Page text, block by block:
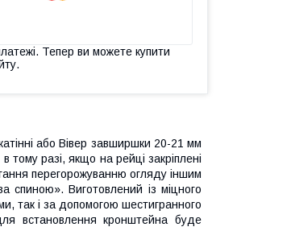
Тепер ви можете купити
або Вівер завширшки 20-21 мм
тому разі, якщо на рейці закріплені
перегорожуванню огляду іншим
спиною». Виготовлений із міцного
так і за допомогою шестигранного
встановлення кронштейна буде